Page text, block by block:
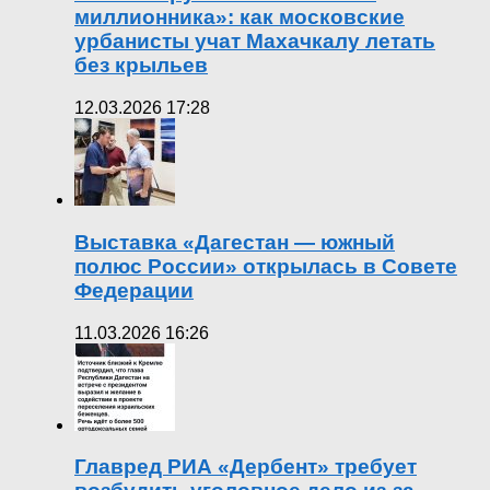
миллионника»: как московские
урбанисты учат Махачкалу летать
без крыльев
12.03.2026 17:28
Выставка «Дагестан — южный
полюс России» открылась в Совете
Федерации
11.03.2026 16:26
Главред РИА «Дербент» требует